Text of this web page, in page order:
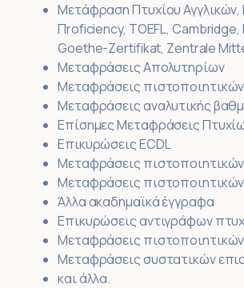
Μετάφραση Πτυχίου
Πroficiency, TOEFL, Cambridge,
Goethe-Zertifikat, Zentrale
Μεταφράσεις Απολυτηρίων
Μεταφράσεις
Μεταφράσεις αναλυτικής
Επίσημες Μεταφράσεις
Επικυρώσεις ECDL
Μεταφράσεις
Μεταφράσεις
Άλλα ακαδημαϊκά έγγραφα
Επικυρώσεις αντιγράφων
Μεταφράσεις
Μεταφράσεις συστατικών
και άλλα.